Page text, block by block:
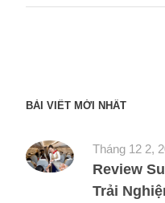
BÀI VIẾT MỚI NHẤT
Tháng 12 2,
Review
Trải